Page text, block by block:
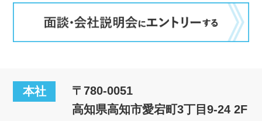
本社
〒780-0051
高知県高知市愛宕町3丁目9-24 2F